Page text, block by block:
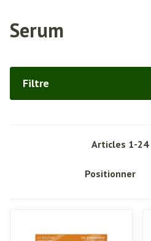
Serum
Filtre
Articles 1-24
Trier par: